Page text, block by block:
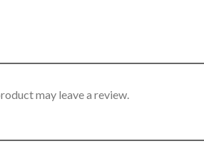
may leave a review.